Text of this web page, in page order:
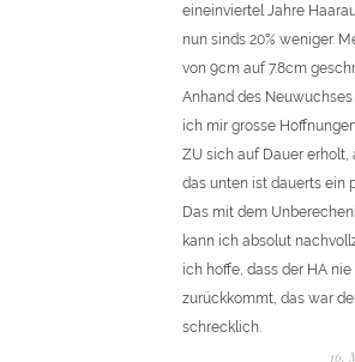
eineinviertel Jahre
nun sinds 20% weniger.
von 9cm auf 7.8cm
Anhand des
ich mir grosse
ZU sich auf Dauer erholt,
das unten ist dauerts ein
Das mit dem
kann ich absolut
ich hoffe, dass der HA
zurückkommt, das war
schrecklich.
16.